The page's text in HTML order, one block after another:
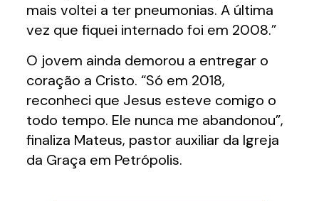
mais voltei a ter pneumonias. A última
vez que fiquei internado foi em 2008.”
O jovem ainda demorou a entregar o
coração a Cristo. “Só em 2018,
reconheci que Jesus esteve comigo o
todo tempo. Ele nunca me abandonou”,
finaliza Mateus, pastor auxiliar da Igreja
da Graça em Petrópolis.